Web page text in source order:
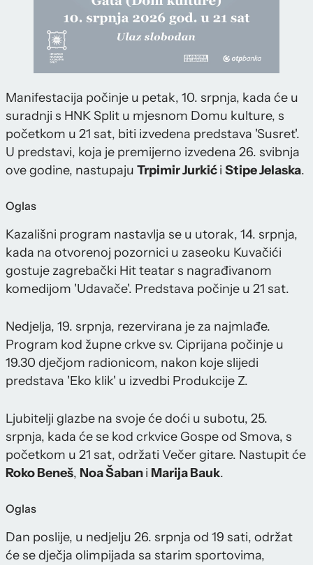
Manifestacija počinje u petak, 10. srpnja, kada će u
suradnji s HNK Split u mjesnom Domu kulture, s
početkom u 21 sat, biti izvedena predstava 'Susret'.
U predstavi, koja je premijerno izvedena 26. svibnja
ove godine, nastupaju Trpimir Jurkići Stipe Jelaska.
Oglas
Kazališni program nastavlja se u utorak, 14. srpnja,
kada na otvorenoj pozornici u zaseoku Kuvačići
gostuje zagrebački Hit teatar s nagrađivanom
komedijom 'Udavače'. Predstava počinje u 21 sat.
Nedjelja, 19. srpnja, rezervirana je za najmlađe.
Program kod župne crkve sv. Ciprijana počinje u
19.30 dječjom radionicom, nakon koje slijedi
predstava 'Eko klik' u izvedbi Produkcije Z.
Ljubitelji glazbe na svoje će doći u subotu, 25.
srpnja, kada će se kod crkvice Gospe od Smova, s
početkom u 21 sat, održati Večer gitare. Nastupit će
Roko Beneš, Noa Šabani Marija Bauk.
Oglas
Dan poslije, u nedjelju 26. srpnja od 19 sati, održat
će se dječja olimpijada sa starim sportovima,